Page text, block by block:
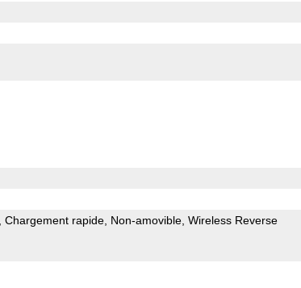
Chargement rapide Non-amovible Wireless Reverse